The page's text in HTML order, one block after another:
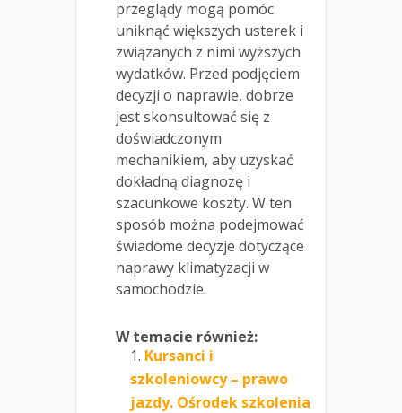
przeglądy mogą pomóc
uniknąć większych usterek i
związanych z nimi wyższych
wydatków. Przed podjęciem
decyzji o naprawie, dobrze
jest skonsultować się z
doświadczonym
mechanikiem, aby uzyskać
dokładną diagnozę i
szacunkowe koszty. W ten
sposób można podejmować
świadome decyzje dotyczące
naprawy klimatyzacji w
samochodzie.
W temacie również:
Kursanci i
szkoleniowcy – prawo
jazdy. Ośrodek szkolenia